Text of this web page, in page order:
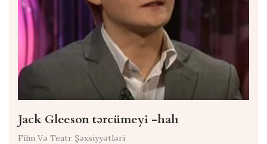
Jack Gleeson tərcümeyi -halı
Film Və Teatr Şəxsiyyətləri